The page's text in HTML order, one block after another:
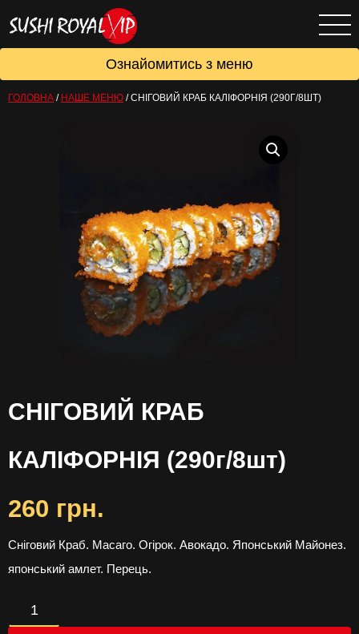
Ознайомитись з меню
ГОЛОВНА / НАШЕ МЕНЮ /СНІГОВИЙ КРАБ КАЛІФОРНІЯ (290Г/8ШТ)
СНІГОВИЙ КРАБ
КАЛІФОРНІЯ (290г/8шт)
260 грн.
Сніговий Краб. Масаго. Огірок. Авокадо. Японський Майонез.
японський амлет. Перець.
СНІГОВИЙ